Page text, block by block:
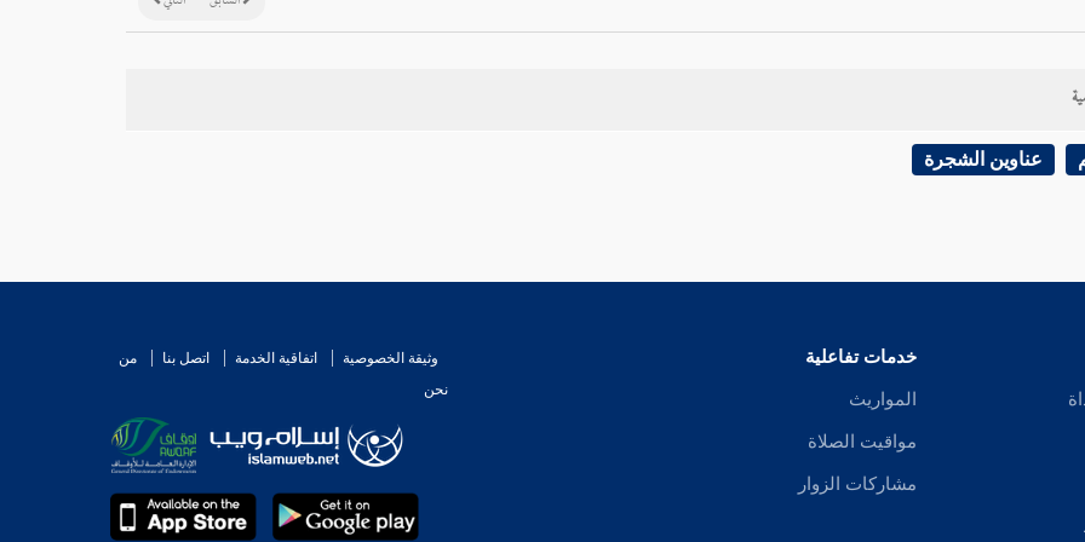
عناوين الشجرة
خدمات تفاعلية
المواريث
مواقيت الصلاة
مشاركات الزوار
وثيقة الخصوصية اتفاقية الخدمة اتصل بنا
من
نحن